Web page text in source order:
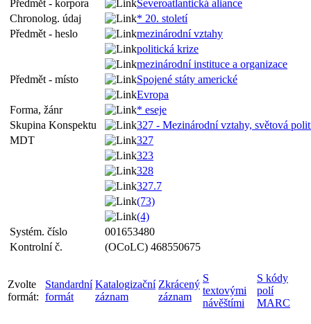
Předmět - korpora
Severoatlantická aliance
Chronolog. údaj
* 20. století
Předmět - heslo
mezinárodní vztahy
politická krize
mezinárodní instituce a organizace
Předmět - místo
Spojené státy americké
Evropa
Forma, žánr
* eseje
Skupina Konspektu
327 - Mezinárodní vztahy, světová
MDT
327
323
328
327.7
(73)
(4)
Systém. číslo
001653480
Kontrolní č.
(OCoLC) 468550675
Zvolte
formát:
Standardní
formát
Katalogizační
záznam
Zkrácený
záznam
S
textovými
návěštími
S kódy
polí
MARC